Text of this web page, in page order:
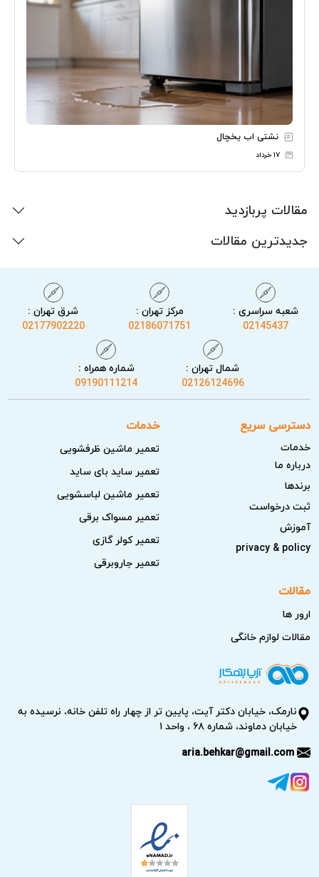
نشتی اب یخچال
۱۷ خرداد
مقالات پربازدید
جدیدترین مقالات
شعبه سراسری :
02145437
مرکز تهران :
02186071751
شرق تهران :
02177902220
شمال تهران :
02126124696
شماره همراه :
09190111214
دسترسی سریع
خدمات
درباره ما
برندها
ثبت درخواست
آموزش
privacy & policy
خدمات
تعمیر ماشین ظرفشویی
تعمیر ساید بای ساید
تعمیر ماشین لباسشویی
تعمیر مسواک برقی
تعمیر کولر گازی
تعمیر جاروبرقی
مقالات
ارور ها
مقالات لوازم خانگی
نارمک، خیابان دکتر آیت، پایین تر از چهار راه تلفن خانه، نرسیده به
خیابان دماوند، شماره ۶۸ ، واحد ۱
aria.behkar@gmail.com